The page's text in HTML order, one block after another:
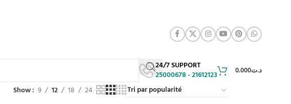
24/7 SUPPORT
25000678 - 21612123
د.ت0.000
Show 9 12 18 24